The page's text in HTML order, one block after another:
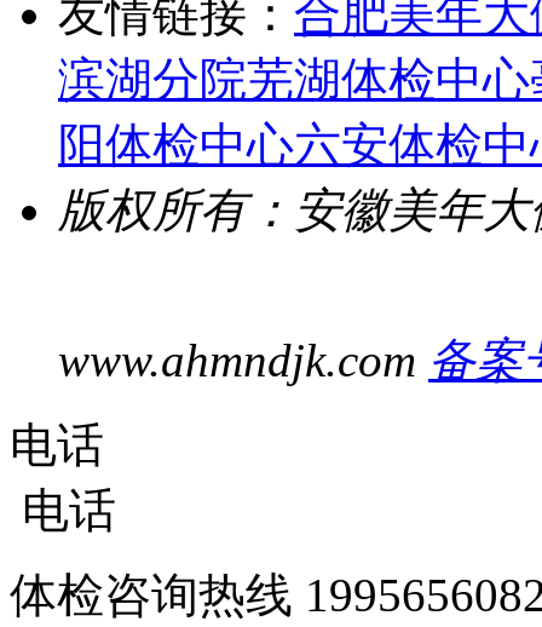
友情链接： 合肥美年
滨湖分院芜湖体检中心
阳体检中心六安体检中
版权所有：安徽美年
www.ahmndjk.com 备案
电话
电话
体检咨询热线